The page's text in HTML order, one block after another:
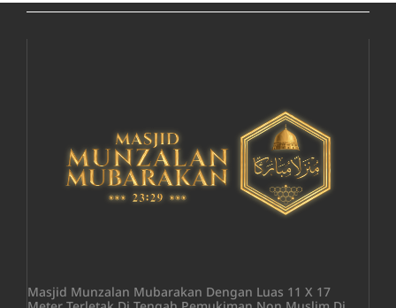
Masjid Munzalan Mubarakan Dengan Luas 11 X 17